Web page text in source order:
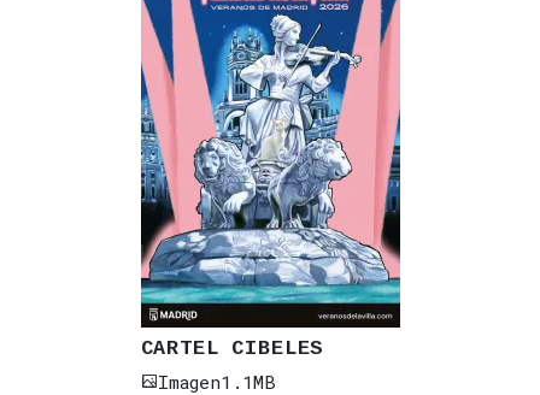
CARTEL CIBELES
Imagen1.1MB